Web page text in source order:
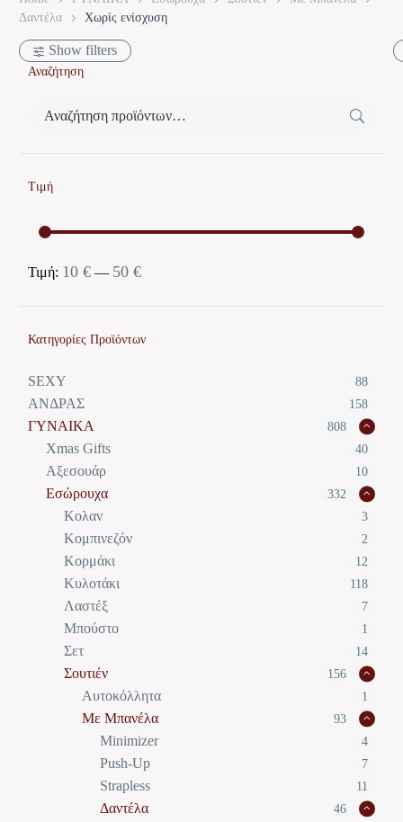
Δαντέλα
Χωρίς ενίσχυση
Show filters
Αναζήτηση
Τιμή
Ελάχιστη
Μέγιστη
Τιμή: 10 € — 50 €
Κατηγορίες Προϊόντων
SEXY 88
ΑΝΔΡΑΣ 158
ΓΥΝΑΙΚΑ 808
Xmas Gifts 40
Αξεσουάρ 10
Εσώρουχα 332
Κολαν 3
Κομπινεζόν 2
Κορμάκι 12
Κυλοτάκι 118
Λαστέξ 7
Μπούστο 1
Σετ 14
Σουτιέν 156
Αυτοκόλλητα 1
Με Μπανέλα 93
Minimizer 4
Push-Up 7
Strapless 11
Δαντέλα 46